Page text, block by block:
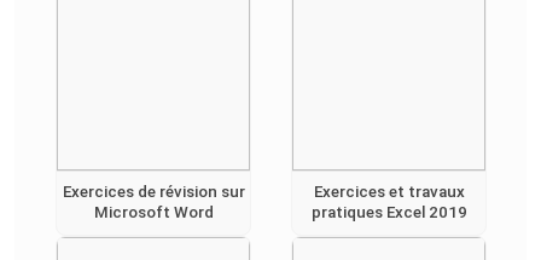
Exercices de révision sur
Microsoft Word
Exercices et travaux
pratiques Excel 2019